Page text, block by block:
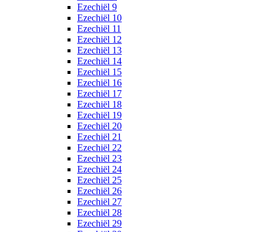
Ezechiël 9
Ezechiël 10
Ezechiël 11
Ezechiël 12
Ezechiël 13
Ezechiël 14
Ezechiël 15
Ezechiël 16
Ezechiël 17
Ezechiël 18
Ezechiël 19
Ezechiël 20
Ezechiël 21
Ezechiël 22
Ezechiël 23
Ezechiël 24
Ezechiël 25
Ezechiël 26
Ezechiël 27
Ezechiël 28
Ezechiël 29